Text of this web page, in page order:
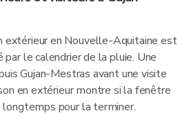
extérieur en Nouvelle-Aquitaine est
le calendrier de la pluie. Une
Gujan-Mestras avant une visite
en extérieur montre si la fenêtre
longtemps pour la terminer.